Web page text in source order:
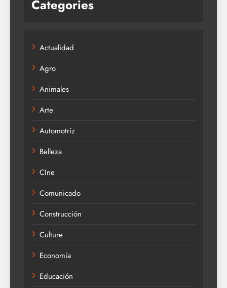
Categories
Actualidad
Agro
Animales
Arte
Automotríz
Belleza
CIne
Comunicado
Construcción
Culture
Economía
Educación